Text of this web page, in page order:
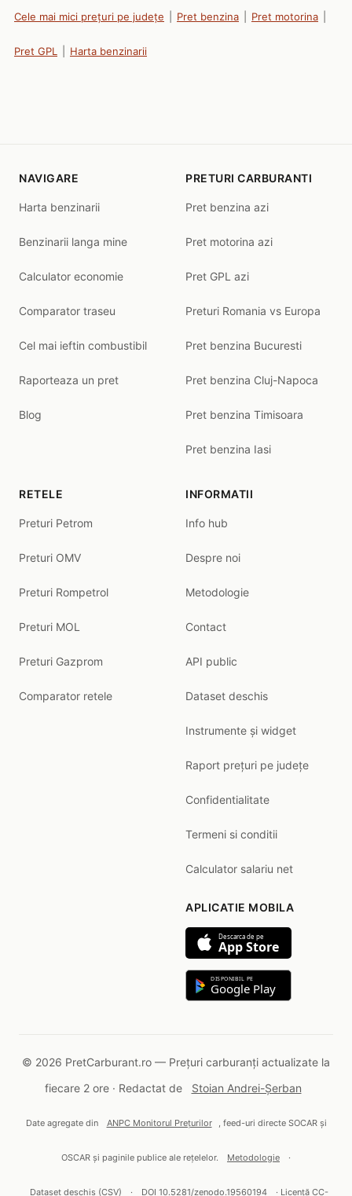
Cele mai mici prețuri pe județe Pret benzina Pret motorina
Pret GPL Harta benzinarii
NAVIGARE
Harta benzinarii
Benzinarii langa mine
Calculator economie
Comparator traseu
Cel mai ieftin combustibil
Raporteaza un pret
Blog
PRETURI CARBURANTI
Pret benzina azi
Pret motorina azi
Pret GPL azi
Preturi Romania vs Europa
Pret benzina Bucuresti
Pret benzina Cluj-Napoca
Pret benzina Timisoara
Pret benzina Iasi
RETELE
Preturi Petrom
Preturi OMV
Preturi Rompetrol
Preturi MOL
Preturi Gazprom
Comparator retele
INFORMATII
Info hub
Despre noi
Metodologie
Contact
API public
Dataset deschis
Instrumente și widget
Raport prețuri pe județe
Confidentialitate
Termeni si conditii
Calculator salariu net
APLICATIE MOBILA
Descarca de pe
App Store
DISPONIBIL PE
Google Play
© 2026 PretCarburant.ro — Prețuri carburanți actualizate la
fiecare 2 ore · Redactat de
Stoian Andrei-Șerban
Date agregate din ANPC Monitorul Prețurilor , feed-uri directe SOCAR și
OSCAR și paginile publice ale rețelelor. Metodologie ·
Dataset deschis (CSV) · DOI 10.5281/zenodo.19560194 · Licență CC-